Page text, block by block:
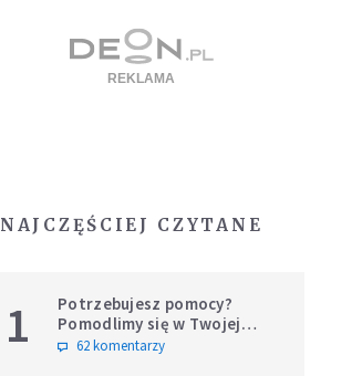
NAJCZĘŚCIEJ CZYTANE
1
Potrzebujesz pomocy?
Pomodlimy się w Twojej
intencji
62 komentarzy